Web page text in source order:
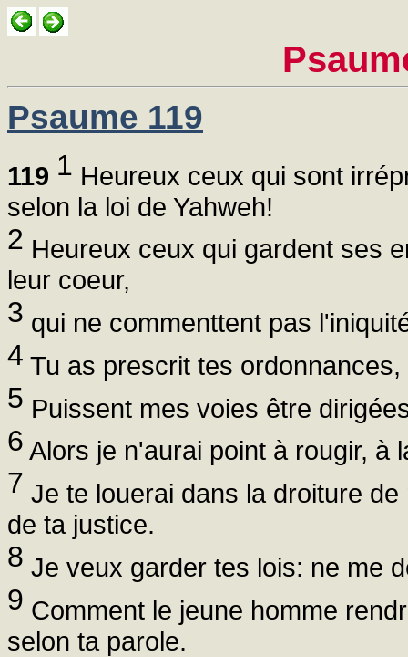
Psaume 119
119 1 Heureux ceux qui sont
selon la loi de Yahweh!
2 Heureux ceux qui gardent ses
leur coeur,
3 qui ne commenttent pas
4 Tu as prescrit tes
5 Puissent mes voies être
6 Alors je n'aurai point à rougir, à
7 Je te louerai dans la droiture
de ta justice.
8 Je veux garder tes lois: ne me
9 Comment le jeune homme
selon ta parole.